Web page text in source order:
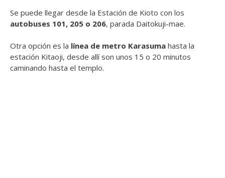
Se puede llegar desde la Estación de Kioto con los
autobuses 101, 205 o 206, parada Daitokuji-mae.
Otra opción es la línea de metro Karasuma hasta la
estación Kitaoji, desde allí son unos 15 o 20 minutos
caminando hasta el templo.